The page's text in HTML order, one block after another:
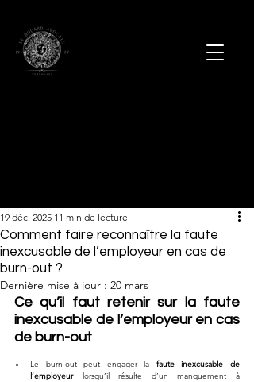
Comment faire reconnaître la faute
inexcusable de l’employeur en cas de
burn-out ?
19 déc. 2025 11 min de lecture
Dernière mise à jour : 20 mars
Ce qu’il faut retenir sur la faute
inexcusable de l’employeur en cas
de burn-out
Le burn-out peut engager la faute inexcusable de
l’employeur lorsqu’il résulte d’un manquement à